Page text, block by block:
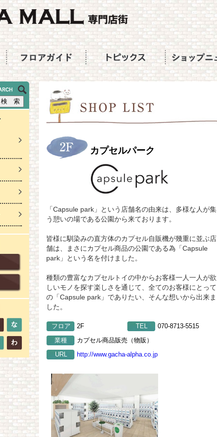
カプセルパーク
「Capsule park」という店舗名の由来は、多様な人が集
う憩いの場である公園から来ております。
皆様に馴染みの直方体のカプセル自販機が幾重に並ぶ店
舗は、まさにカプセル商品の公園である為「Capsule
park」という名を付けました。
種類の豊富なカプセルトイの中からお客様一人一人が欲
しいモノを探す楽しさを通じて、全てのお客様にとって
の「Capsule park」でありたい、そんな想いから出来ま
した。
フロア 2F TEL
070-8713-5515
業種
カプセル商品販売（物販）
URL
http://www.gacha-alpha.co.jp